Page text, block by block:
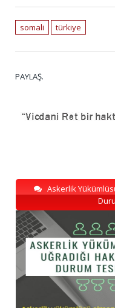
somali türkiye
PAYLAŞ.
Askerlik